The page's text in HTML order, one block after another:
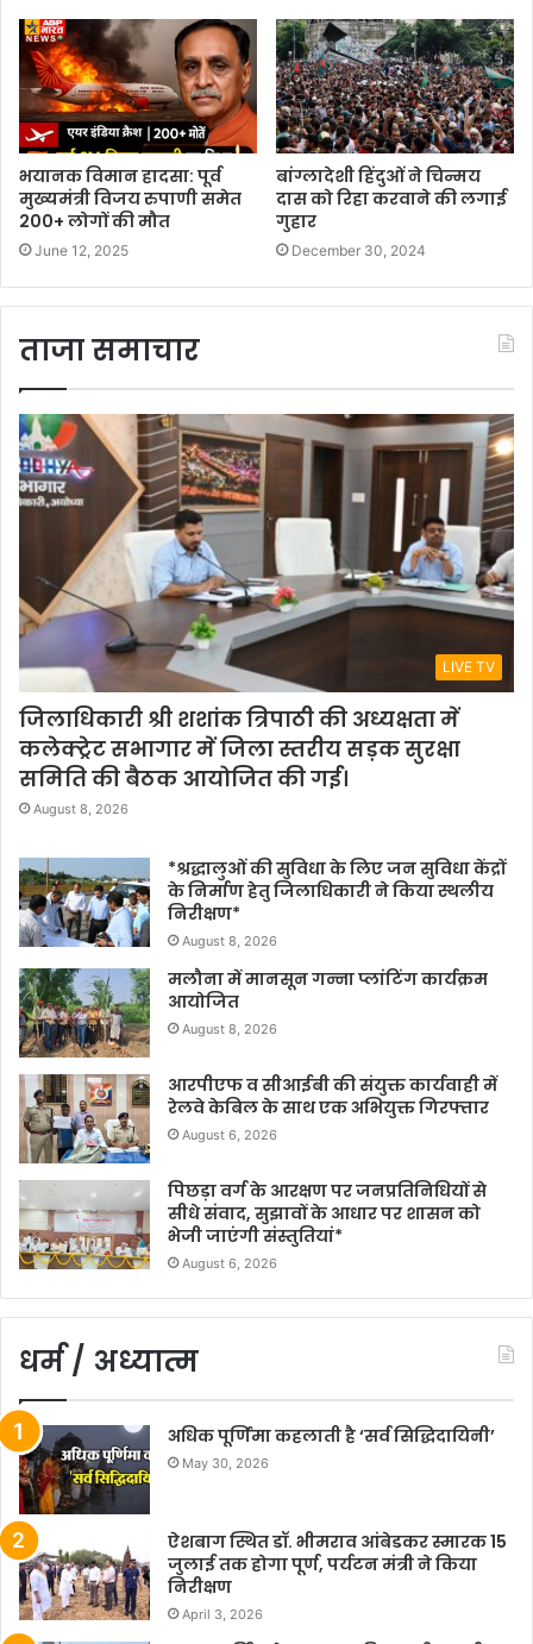
भयानक विमान हादसा: पूर्व
मुख्यमंत्री विजय रुपाणी समेत
200+ लोगों की मौत
June 12, 2025
बांग्लादेशी हिंदुओं ने चिन्मय
दास को रिहा करवाने की लगाई
गुहार
December 30, 2024
ताजा समाचार
LIVE TV
जिलाधिकारी श्री शशांक त्रिपाठी की अध्यक्षता में
कलेक्ट्रेट सभागार में जिला स्तरीय सड़क सुरक्षा
समिति की बैठक आयोजित की गई।
August 8, 2026
*श्रद्धालुओं की सुविधा के लिए जन सुविधा केंद्रों
के निर्माण हेतु जिलाधिकारी ने किया स्थलीय
निरीक्षण*
August 8, 2026
मलौना में मानसून गन्ना प्लांटिंग कार्यक्रम
आयोजित
August 8, 2026
आरपीएफ व सीआईबी की संयुक्त कार्यवाही में
रेलवे केबिल के साथ एक अभियुक्त गिरफ्तार
August 6, 2026
पिछड़ा वर्ग के आरक्षण पर जनप्रतिनिधियों से
सीधे संवाद, सुझावों के आधार पर शासन को
भेजी जाएंगी संस्तुतियां*
August 6, 2026
धर्म / अध्यात्म
अधिक पूर्णिमा कहलाती है ‘सर्व सिद्धिदायिनी’
May 30, 2026
ऐशबाग स्थित डॉ. भीमराव आंबेडकर स्मारक 15
जुलाई तक होगा पूर्ण, पर्यटन मंत्री ने किया
निरीक्षण
April 3, 2026